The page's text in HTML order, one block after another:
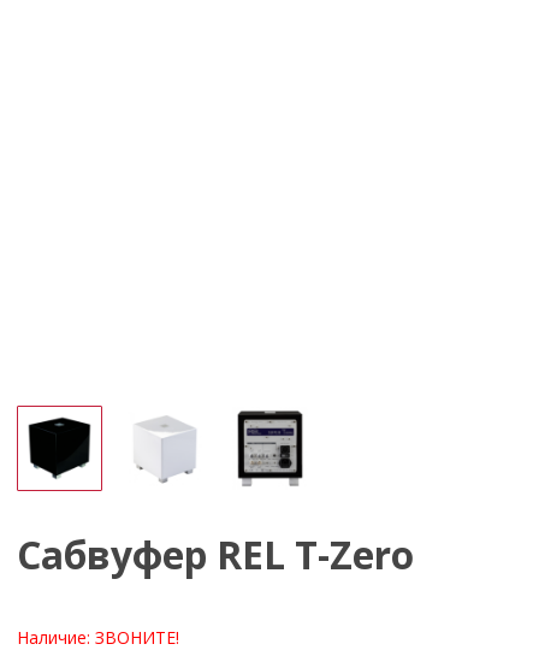
Сабвуфер REL T-Zero
Наличие:ЗВОНИТЕ!